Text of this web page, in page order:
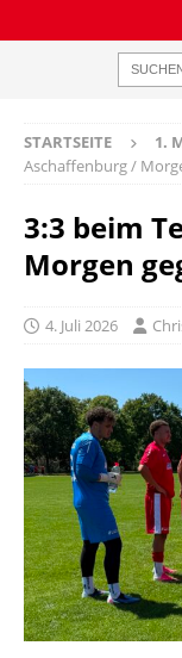
STARTSEITE 1.
Aschaffenburg /
3:3 beim
Morgen
4. Juli 2026